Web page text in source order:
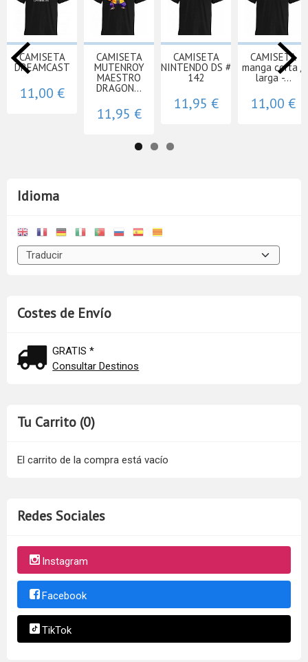
Idioma
Costes de Envío
GRATIS *
Consultar Destinos
Tu Carrito (0)
El carrito de la compra está vacío
Redes Sociales
Instagram
Facebook
TikTok
CAMISETA
DREAMCAST
11,00 €
CAMISETA
MUTENROY
MAESTRO
DRAGON...
11,95 €
CAMISETA
NINTENDO DS #
142
11,95 €
CAMISETA
manga corta /
larga -...
11,00 €